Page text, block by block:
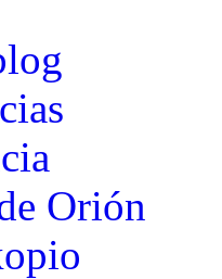
Orión